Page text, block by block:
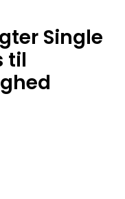
Single
til